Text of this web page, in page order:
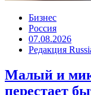
Бизнес
Россия
07.08.2026
Редакция
Малый и
перестает